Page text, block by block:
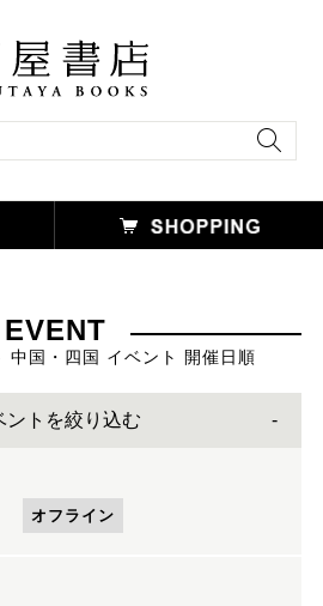
EVENT
中国・四国 イベント 開催日順
ントを絞り込む
オフライン